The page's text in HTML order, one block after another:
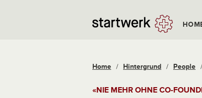
Home / Hintergrund / People /
«NIE MEHR OHNE CO-